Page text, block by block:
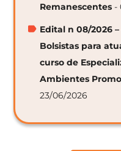
Remanescentes -
Edital n 08/2026
Bolsistas para
curso de
Ambientes
23/06/2026